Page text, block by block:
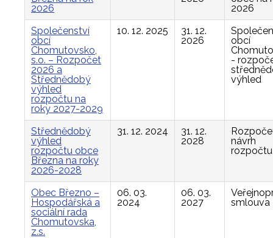
2026
2026
Společenství
obcí
Chomutovsko,
s.o. – Rozpočet
2026 a
Střednědobý
výhled
rozpočtu na
roky 2027-2029
10. 12. 2025
31. 12.
2026
obcí
-
výhled
Střednědobý
výhled
rozpočtu obce
Března na roky
2026-2028
31. 12. 2024
31. 12.
2028
návrh
rozpočtu
Obec Březno –
Hospodářská a
sociální rada
Chomutovska,
z.s.
06. 03.
2024
06. 03.
2027
smlouva